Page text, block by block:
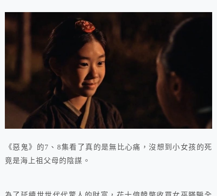
《惡鬼》的7、8集看了真的是無比心痛，沒想到小女孩的死
竟是海上祖父母的陰謀。